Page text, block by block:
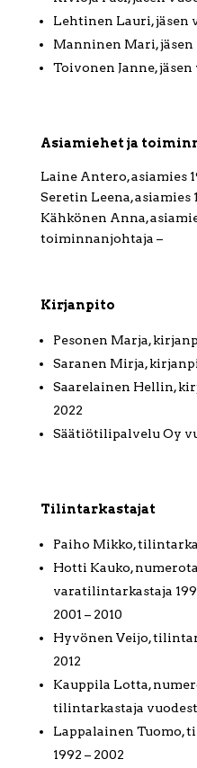
Lehtinen Lauri, jäsen
Manninen Mari, jäsen
Toivonen Janne, jäsen
Asiamiehet ja
Laine Antero, asiamies
Seretin Leena, asiamies
Kähkönen Anna,
toiminnanjohtaja –
Kirjanpito
Pesonen Marja,
Saranen Mirja,
Saarelainen Hellin,
2022
Säätiötilipalvelu Oy
Tilintarkastajat
Paiho Mikko,
Hotti Kauko,
varatilintarkastaja
2001 – 2010
Hyvönen Veijo,
2012
Kauppila Lotta,
tilintarkastaja
Lappalainen Tuomo,
1992 – 2002